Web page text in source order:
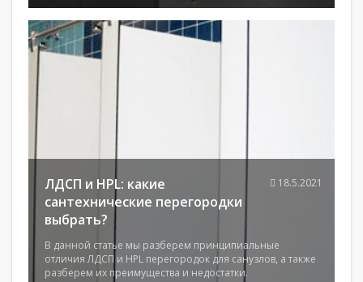
ЛДСП и HPL: какие
сантехнические перегородки
выбрать?
В данной статье мы разберем принципиальные
отличия ЛДСП и HPL перегородок для санузлов, а также
разберем их преимущества и недостатки.
18.5.2021